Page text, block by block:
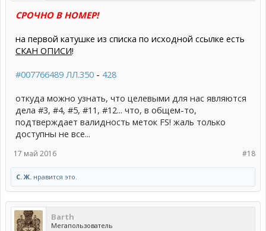
СРОЧНО В НОМЕР!
на первой катушке из списка по исходной ссылке есть
СКАН ОПИСИ!
#007766489 ЛЛ.350 - 428
откуда можно узнать, что целевыми для нас являются
дела #3, #4, #5, #11, #12... что, в общем-то,
подтверждает валидность меток FS! жаль только
доступны не все...
#18
17 май 2016
С. Ж. нравится это.
Barth
Мегапользователь